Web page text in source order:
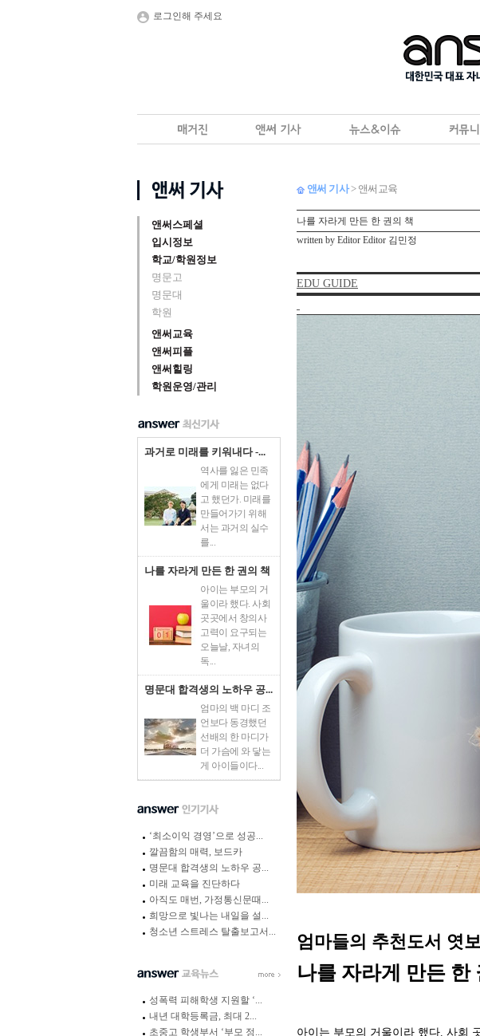
로그인해 주세요
앤써스페셜
입시정보
학교/학원정보
명문고
명문대
학원
앤써교육
앤써피플
앤써힐링
학원운영/관리
과거로 미래를 키워내다 -...
역사를 잃은 민족
에게 미래는 없다
고 했던가. 미래를
만들어가기 위해
서는 과거의 실수
를...
나를 자라게 만든 한 권의 책
아이는 부모의 거
울이라 했다. 사회
곳곳에서 창의사
고력이 요구되는
오늘날, 자녀의
독...
명문대 합격생의 노하우 공...
엄마의 백 마디 조
언보다 동경했던
선배의 한 마디가
더 가슴에 와 닿는
게 아이들이다...
‘최소이익 경영’으로 성공...
깔끔함의 매력, 보드카
명문대 합격생의 노하우 공...
미래 교육을 진단하다
아직도 매번, 가정통신문때...
희망으로 빛나는 내일을 설...
청소년 스트레스 탈출보고서...
성폭력 피해학생 지원할 ‘...
내년 대학등록금, 최대 2...
초중고 학생부서 ‘부모 정...
앤써 기사> 앤써교육
나를 자라게 만든 한 권의 책
written by Editor Editor 김민정
EDU GUIDE
엄마들의 추천도서 엿보
나를 자라게 만든 한
아이는 부모의 거울이라 했다. 사회